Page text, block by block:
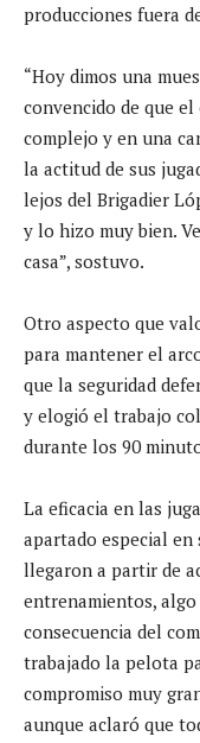
producciones fuera
“Hoy dimos una
convencido de que
complejo y en una
la actitud de sus
lejos del Brigadier
y lo hizo muy bien.
casa”, sostuvo.
Otro aspecto que
para mantener el
que la seguridad
y elogió el trabajo
durante los 90
La eficacia en las
apartado especial en
llegaron a partir de
entrenamientos,
consecuencia del
trabajado la pelota
compromiso muy
aunque aclaró que